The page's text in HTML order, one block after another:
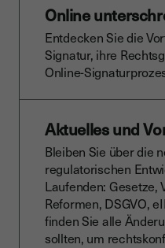
Online
Entdecken Sie die
Signatur, ihre
Online-
Aktuelles und
Bleiben Sie über die
regulatorischen
Laufenden: Gesetze,
Reformen, DSGVO,
finden Sie alle
sollten, um